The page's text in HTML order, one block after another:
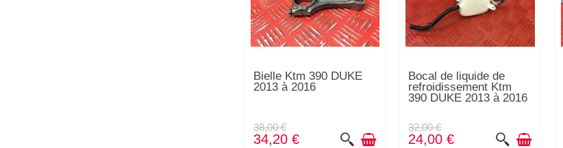
Bielle Ktm 390 DUKE
2013 à 2016
38,00 €
34,20 €
Bocal de liquide de
refroidissement Ktm
390 DUKE 2013 à 2016
32,00 €
24,00 €